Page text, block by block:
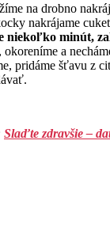
na drobno
nakrájame
niekoľko minút,
, okoreníme a
pridáme šťavu z
Slaďte zdravšie –